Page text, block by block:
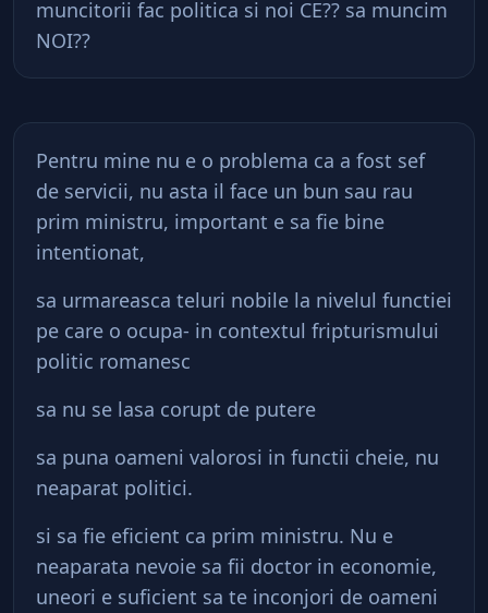
muncitorii fac politica si noi CE?? sa muncim
NOI??
Pentru mine nu e o problema ca a fost sef
de servicii, nu asta il face un bun sau rau
prim ministru, important e sa fie bine
intentionat,
sa urmareasca teluri nobile la nivelul functiei
pe care o ocupa- in contextul fripturismului
politic romanesc
sa nu se lasa corupt de putere
sa puna oameni valorosi in functii cheie, nu
neaparat politici.
si sa fie eficient ca prim ministru. Nu e
neaparata nevoie sa fii doctor in economie,
uneori e suficient sa te inconjori de oameni